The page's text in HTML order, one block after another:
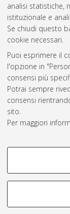
analisi statistiche,
istituzionale e
Se chiudi questo
cookie necessari.
Puoi esprimere il
l'opzione in
consensi più
Potrai sempre
consensi
sito.
Per maggiori
COOKIE DI
Si tratta di cookie
navigazione degli
Atom
Rss 1.0
Rss 2.0
AMS Laurea
Impostazioni
Informativa
Condizioni